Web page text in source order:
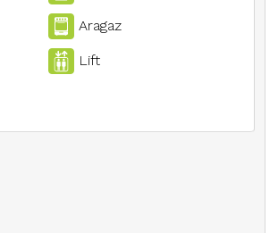
Aragaz
Lift